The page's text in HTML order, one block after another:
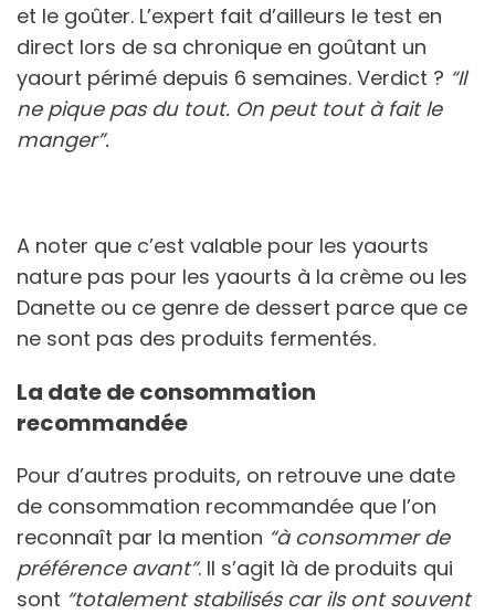
et le goûter. L’expert fait d’ailleurs le test en
direct lors de sa chronique en goûtant un
yaourt périmé depuis 6 semaines. Verdict ? “Il
ne pique pas du tout. On peut tout à fait le
manger”.
A noter que c’est valable pour les yaourts
nature pas pour les yaourts à la crème ou les
Danette ou ce genre de dessert parce que ce
ne sont pas des produits fermentés.
La date de consommation
recommandée
Pour d’autres produits, on retrouve une date
de consommation recommandée que l’on
reconnaît par la mention “à consommer de
préférence avant”. Il s’agit là de produits qui
sont “totalement stabilisés car ils ont souvent